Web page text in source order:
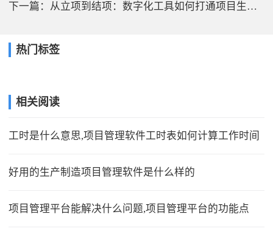
下一篇： 从立项到结项：数字化工具如何打通项目生命周期管理闭环
热门标签
相关阅读
工时是什么意思,项目管理软件工时表如何计算工作时间
好用的生产制造项目管理软件是什么样的
项目管理平台能解决什么问题,项目管理平台的功能点